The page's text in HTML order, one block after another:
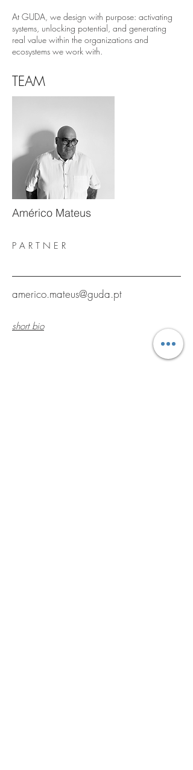
At GUDA, we design with purpose: activating
systems, unlocking potential, and generating
real value within the organizations and
ecosystems we work with.
TEAM
Américo Mateus
P A R T N E R
americo.mateus@guda.pt
short bio